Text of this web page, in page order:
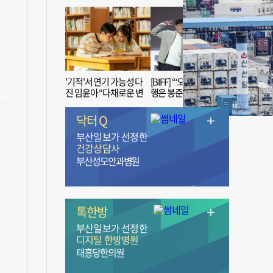
'기적'서 연기 가능성 다
진 임윤아 “다채로운 변
[BIFF] “‘오징어 게임’ 흥
행은 봉준호 감독 ‘1인
치 장벽’ 무너진 순간”
닥터 Q
부산일보가 선정한
건강상담사
부산성모안과병원
톡한방
부산일보가 선정한
디지털 한방병원
태흥당한의원